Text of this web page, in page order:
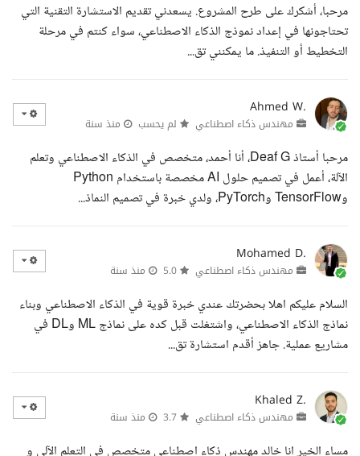
مرحبا، أشكرك على طرح المشروع. يسعدني تقديم الاستشارة التقنية التي
تحتاجونها في إعداد نموذج الذكاء الاصطناعي، سواء كنتم في مرحلة
التخطيط أو التنفيذ. ما يمكنني تق...
Ahmed W.
مهندس ذكاء اصطناعي لم يحسب منذ سنة
مرحبا أستاذ Deaf G، أنا أحمد، متخصص في الذكاء الاصطناعي وتعلم
الآلة، أعمل في تصميم حلول AI مخصصة باستخدام Python
وTensorFlow وPyTorch، ولدي خبرة في تصميم النماذ...
Mohamed D.
مهندس ذكاء اصطناعي منذ سنة
السلام عليكم اهلا بحضرتك عندي خبرة قوية في الذكاء الاصطناعي وبناء
نماذج الذكاء الاصطناعي، واشتغلت قبل كده على نماذج ML وDL في
مشاريع عملية. جاهز أقدم استشارة تق...
Khaled Z.
مهندس ذكاء اصطناعي منذ سنة
مساء الخير انا خالد مهندس ذكاء اصطناعي متخصص في التعلم الآلي و